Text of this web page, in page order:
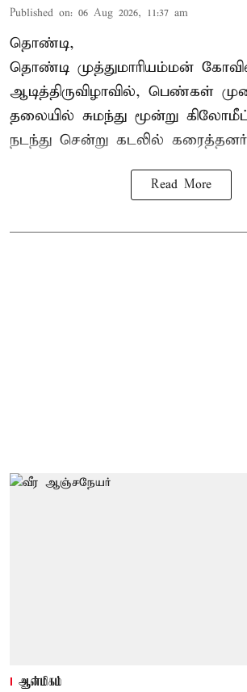
Published on: 06 Aug 2026, 11:37 am
தொண்டி,
தொண்டி முத்துமாரியம்மன்
ஆடித்திருவிழாவில், பெண்கள்
தலையில் சுமந்து மூன்று
நடந்து சென்று கடலில்
Read More
ஆன்மிகம்